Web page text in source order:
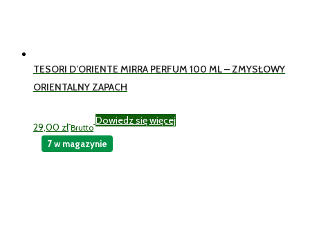
TESORI D’ORIENTE MIRRA PERFUM 100 ML – ZMYSŁOWY
ORIENTALNY ZAPACH
29,00 zł Brutto
Dowiedz się więcej
7 w magazynie